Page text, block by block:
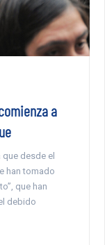
a
desde el
han tomado
que han
debido